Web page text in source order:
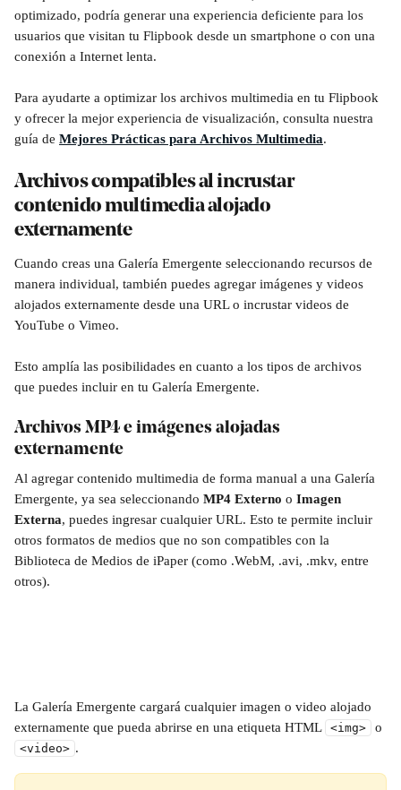
optimizado, podría generar una experiencia deficiente para los
usuarios que visitan tu Flipbook desde un smartphone o con una
conexión a Internet lenta.
Para ayudarte a optimizar los archivos multimedia en tu Flipbook
y ofrecer la mejor experiencia de visualización, consulta nuestra
guía de Mejores Prácticas para Archivos Multimedia.
Archivos compatibles al incrustar
contenido multimedia alojado
externamente
Cuando creas una Galería Emergente seleccionando recursos de
manera individual, también puedes agregar imágenes y videos
alojados externamente desde una URL o incrustar videos de
YouTube o Vimeo.
Esto amplía las posibilidades en cuanto a los tipos de archivos
que puedes incluir en tu Galería Emergente.
Archivos MP4 e imágenes alojadas
externamente
Al agregar contenido multimedia de forma manual a una Galería
Emergente, ya sea seleccionando MP4 Externo o Imagen
Externa, puedes ingresar cualquier URL. Esto te permite incluir
otros formatos de medios que no son compatibles con la
Biblioteca de Medios de iPaper (como .WebM, .avi, .mkv, entre
otros).
La Galería Emergente cargará cualquier imagen o video alojado
externamente que pueda abrirse en una etiqueta HTML <img> o
<video> .